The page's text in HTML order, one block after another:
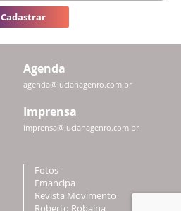
Cadastrar
Agenda
agenda@lucianagenro.com.br
Imprensa
imprensa@lucianagenro.com.br
Fotos
Emancipa
Revista Movimento
Roberto Robaina